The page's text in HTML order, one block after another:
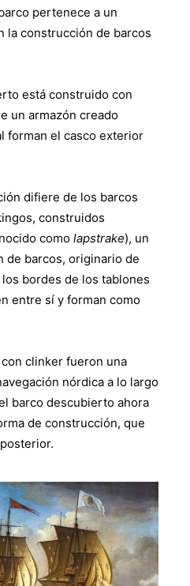
pertenece a un
la construcción de barcos
está construido con
un armazón creado
forman el casco exterior
difiere de los barcos
construidos
como lapstrake), un
de barcos, originario de
bordes de los tablones
entre sí y forman como
clinker fueron una
nórdica a lo largo
barco descubierto ahora
de construcción, que